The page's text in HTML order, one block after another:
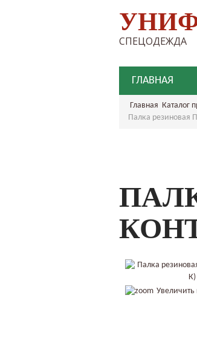
СПЕЦОДЕЖДА
ГЛАВНАЯ
Главная Каталог
Палка резиновая